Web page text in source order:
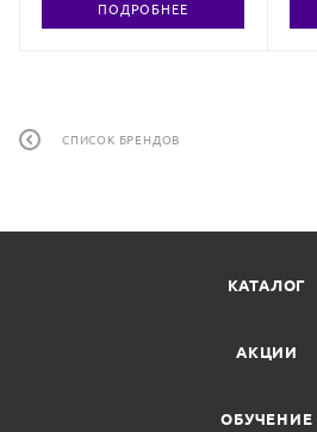
ПОДРОБНЕЕ
СПИСОК БРЕНДОВ
КАТАЛОГ
АКЦИИ
ОБУЧЕНИЕ